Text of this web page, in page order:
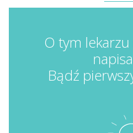
O tym
Bądź